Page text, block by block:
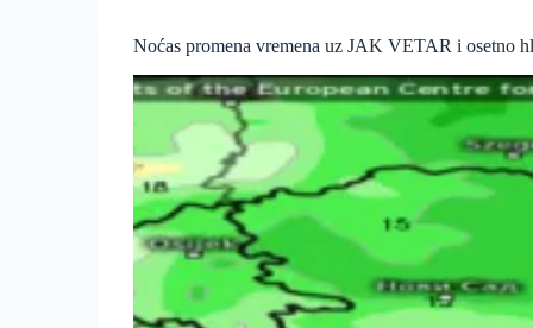
Noćas promena vremena uz JAK VETAR i osetno